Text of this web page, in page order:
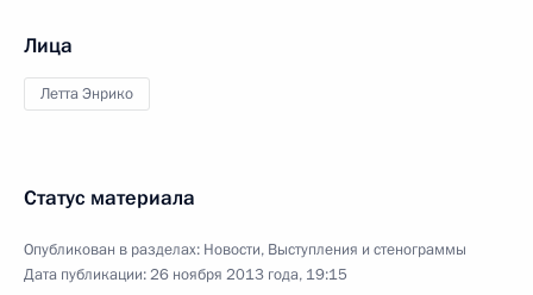
Лица
Летта Энрико
Статус материала
Опубликован в разделах: Новости, Выступления и стенограммы
Дата публикации:26 ноября 2013 года, 19:15